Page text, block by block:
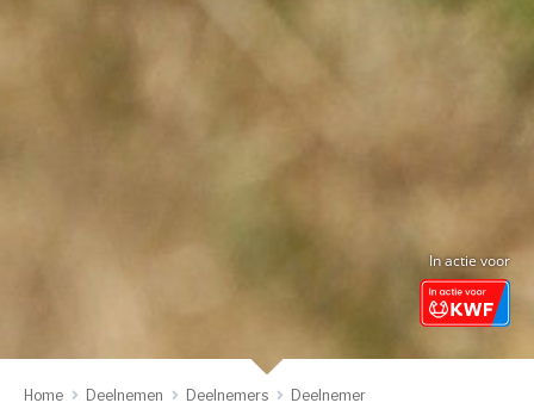
In actie voor
Home Deelnemen Deelnemers Deelnemer